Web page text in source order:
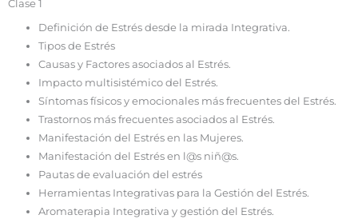
Clase 1
Definición de Estrés desde la mirada Integrativa.
Tipos de Estrés
Causas y Factores asociados al Estrés.
Impacto multisistémico del Estrés.
Síntomas físicos y emocionales más frecuentes del Estrés.
Trastornos más frecuentes asociados al Estrés.
Manifestación del Estrés en las Mujeres.
Manifestación del Estrés en l@s niñ@s.
Pautas de evaluación del estrés
Herramientas Integrativas para la Gestión del Estrés.
Aromaterapia Integrativa y gestión del Estrés.